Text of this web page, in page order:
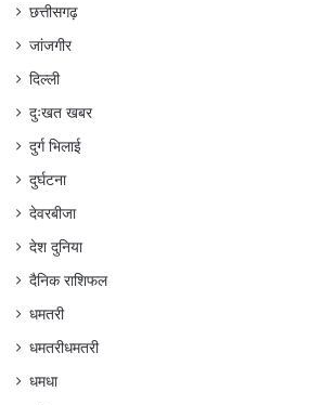
छत्तीसगढ़
जांजगीर
दिल्ली
दुःखत खबर
दुर्ग भिलाई
दुर्घटना
देवरबीजा
देश दुनिया
दैनिक राशिफल
धमतरी
धमतरीधमतरी
धमधा